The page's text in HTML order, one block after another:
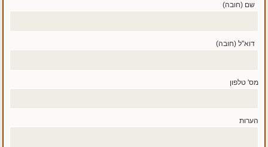
שם (חובה)
דוא''ל (חובה)
מס' טלפון
הערות